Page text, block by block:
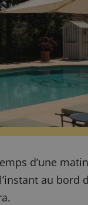
d’une
au bord